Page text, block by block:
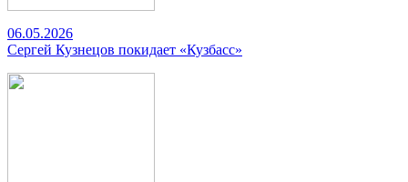
06.05.2026
Сергей Кузнецов покидает «Кузбасс»